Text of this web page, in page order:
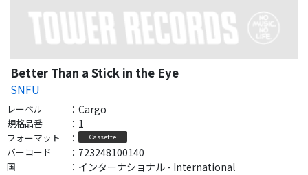
Better Than a Stick in the Eye
SNFU
レーベル ： Cargo
規格品番 ： 1
フォーマット ： Cassette
バーコード ： 723248100140
国 ： インターナショナル - International